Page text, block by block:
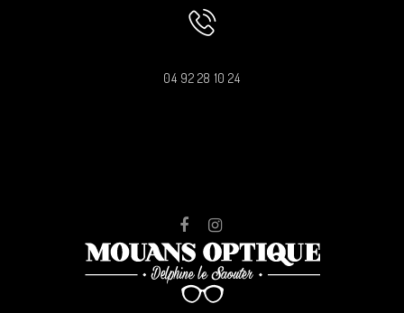
04 92 28 10 24